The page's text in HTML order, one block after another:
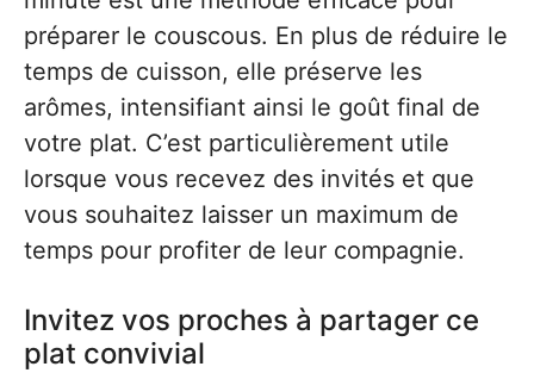
préparer le couscous. En plus de réduire le
temps de cuisson, elle préserve les
arômes, intensifiant ainsi le goût final de
votre plat. C’est particulièrement utile
lorsque vous recevez des invités et que
vous souhaitez laisser un maximum de
temps pour profiter de leur compagnie.
Invitez vos proches à partager ce
plat convivial